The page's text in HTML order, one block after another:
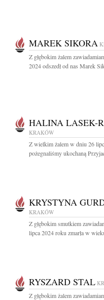
MAREK SIKORA
Z głębokim żalem
2024 odszedł od nas Marek
HALINA LASEK-
KRAKÓW
Z wielkim żalem w dniu 26
pożegnaliśmy ukochaną
KRYSTYNA
KRAKÓW
Z głębokim smutkiem
lipca 2024 roku zmarła w
RYSZARD STAL
Z głębokim żalem